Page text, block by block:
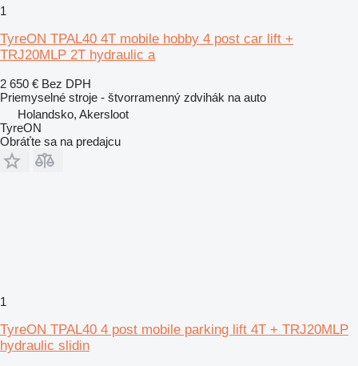
1
TyreON TPAL40 4T mobile hobby 4 post car lift +
TRJ20MLP 2T hydraulic a
2 650 € Bez DPH
Priemyselné stroje - štvorramenný zdvihák na auto
Holandsko, Akersloot
TyreON
Obráťte sa na predajcu
1
TyreON TPAL40 4 post mobile parking lift 4T + TRJ20MLP
hydraulic slidin